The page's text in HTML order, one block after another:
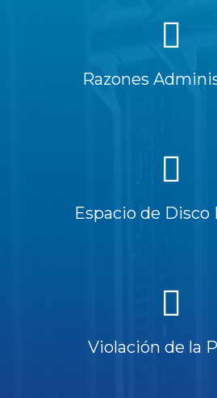
Razones
Espacio de Disco
Violación de la